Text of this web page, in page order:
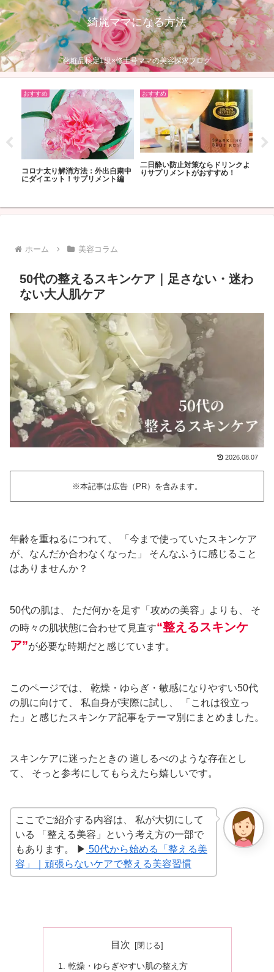
綺麗ママになる方法
化粧品検定1級×修士号ママの美容探求ブログ
おすすめ
コロナ太り解消方法：外出自粛中
にダイエット！サプリメント編
おすすめ
二日酔い防止対策ならドリンクよ
りサプリメントがおすすめ！
ホーム 美容コラム
50代の整えるスキンケア｜足さない・迷わ
ない大人肌ケア
2026.08.07
※本記事は広告（PR）を含みます。
年齢を重ねるにつれて、 「今まで使っていたスキンケア
が、なんだか合わなくなった」 そんなふうに感じること
はありませんか？
50代の肌は、 ただ何かを足す「攻めの美容」よりも、 そ
の時々の肌状態に合わせて見直す“整えるスキンケ
ア”が必要な時期だと感じています。
このページでは、 乾燥・ゆらぎ・敏感になりやすい50代
の肌に向けて、 私自身が実際に試し、 「これは役立っ
た」と感じたスキンケア記事をテーマ別にまとめました。
スキンケアに迷ったときの 道しるべのような存在とし
て、 そっと参考にしてもらえたら嬉しいです。
ここでご紹介する内容は、 私が大切にして
いる 「整える美容」という考え方の一部で
もあります。 ▶︎ 50代から始める「整える美
容」｜頑張らないケアで整える美容習慣
目次
乾燥・ゆらぎやすい肌の整え方